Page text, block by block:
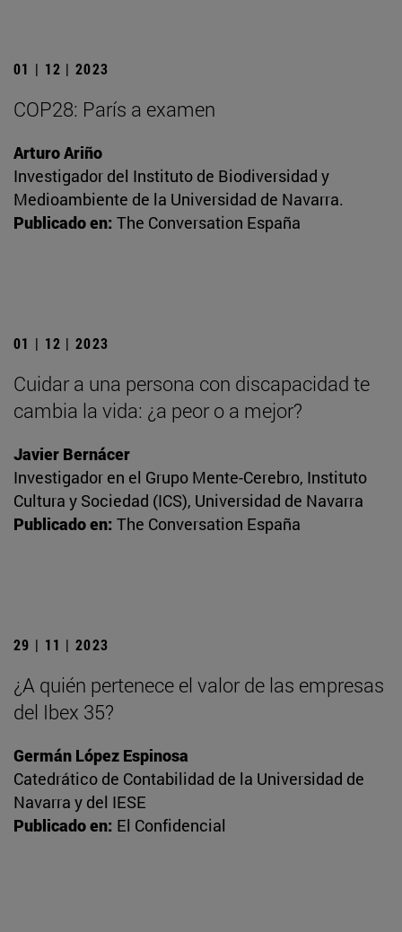
01 | 12 | 2023
COP28: París a examen
Arturo Ariño
Investigador del Instituto de Biodiversidad y
Medioambiente de la Universidad de Navarra.
Publicado en: The Conversation España
01 | 12 | 2023
Cuidar a una persona con discapacidad te
cambia la vida: ¿a peor o a mejor?
Javier Bernácer
Investigador en el Grupo Mente-Cerebro, Instituto
Cultura y Sociedad (ICS), Universidad de Navarra
Publicado en: The Conversation España
29 | 11 | 2023
¿A quién pertenece el valor de las empresas
del Ibex 35?
Germán López Espinosa
Catedrático de Contabilidad de la Universidad de
Navarra y del IESE
Publicado en: El Confidencial